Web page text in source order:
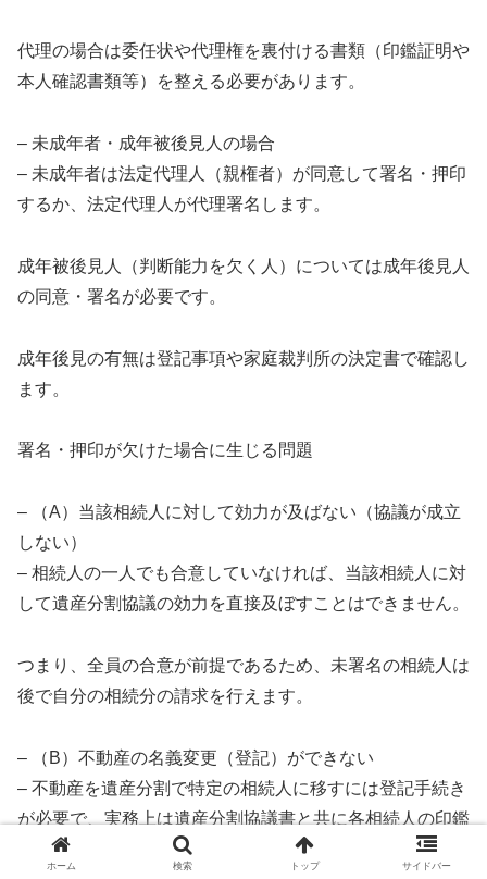
代理の場合は委任状や代理権を裏付ける書類（印鑑証明や
本人確認書類等）を整える必要があります。
– 未成年者・成年被後見人の場合
– 未成年者は法定代理人（親権者）が同意して署名・押印
するか、法定代理人が代理署名します。
成年被後見人（判断能力を欠く人）については成年後見人
の同意・署名が必要です。
成年後見の有無は登記事項や家庭裁判所の決定書で確認し
ます。
署名・押印が欠けた場合に生じる問題
– （A）当該相続人に対して効力が及ばない（協議が成立
しない）
– 相続人の一人でも合意していなければ、当該相続人に対
して遺産分割協議の効力を直接及ぼすことはできません。
つまり、全員の合意が前提であるため、未署名の相続人は
後で自分の相続分の請求を行えます。
– （B）不動産の名義変更（登記）ができない
– 不動産を遺産分割で特定の相続人に移すには登記手続き
が必要で、実務上は遺産分割協議書と共に各相続人の印鑑
証明書（実印）が求められます。
ホーム 検索 トップ サイドバー